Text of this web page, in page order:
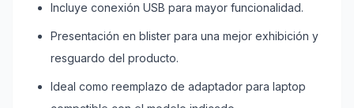
Incluye conexión USB para mayor funcionalidad.
Presentación en blister para una mejor exhibición y
resguardo del producto.
Ideal como reemplazo de adaptador para laptop